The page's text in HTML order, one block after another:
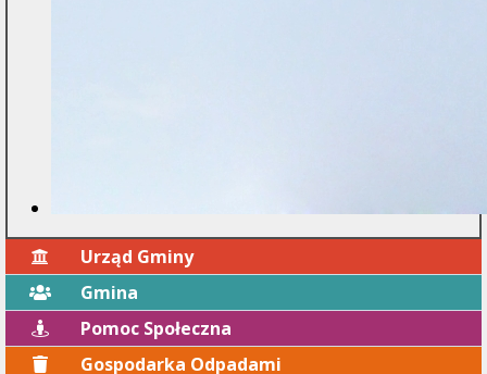
Urząd Gminy
Gmina
Pomoc Społeczna
Gospodarka Odpadami